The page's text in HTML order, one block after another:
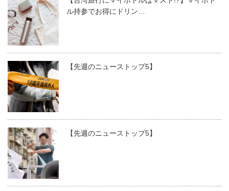
ル持参でお得にドリン…
【先週のニューストップ5】
【先週のニューストップ5】